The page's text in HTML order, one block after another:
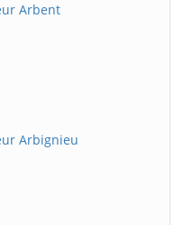
Arbent
Arbignieu